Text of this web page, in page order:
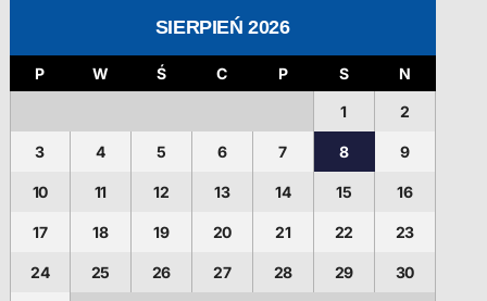
SIERPIEŃ 2026
P W Ś C P S N
1 2
3 4 5 6 7 8 9
10 11 12 13 14 15 16
17 18 19 20 21 22 23
24 25 26 27 28 29 30